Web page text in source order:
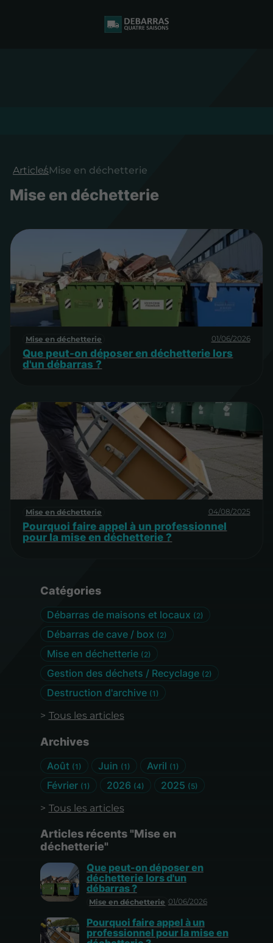
Catégories
Débarras de maisons et locaux (2)
Débarras de cave / box (2)
Mise en déchetterie (2)
Gestion des déchets / Recyclage (2)
Destruction d'archive (1)
Tous les articles
Archives
Août (1) Juin (1) Avril (1)
Février (1) 2026 (4) 2025 (5)
Tous les articles
Articles récents "Mise en
déchetterie"
Mise en déchetterie 01/06/2026
Que peut-on déposer en
déchetterie lors d'un
débarras ?
Pourquoi faire appel à un
professionnel pour la mise en
ArticlesMise en déchetterie
Mise en déchetterie
Mise en déchetterie 01/06/2026
Que peut-on déposer en déchetterie lors
d'un débarras ?
Mise en déchetterie 04/08/2025
Pourquoi faire appel à un professionnel
pour la mise en déchetterie ?